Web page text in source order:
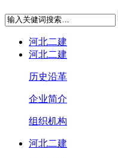
河北二建
河北二建
历史沿革
企业简介
组织机构
河北二建